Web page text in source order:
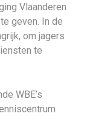
Vlaanderen
geven. In de
om jagers
te
WBE’s